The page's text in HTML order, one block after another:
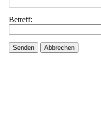
Betreff:
Senden Abbrechen